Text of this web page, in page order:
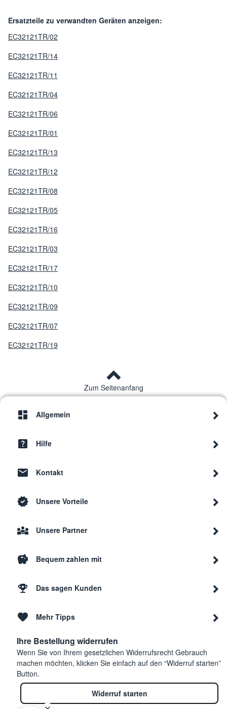
Ersatzteile zu verwandten Geräten anzeigen:
EC32121TR/02
EC32121TR/14
EC32121TR/11
EC32121TR/04
EC32121TR/06
EC32121TR/01
EC32121TR/13
EC32121TR/12
EC32121TR/08
EC32121TR/05
EC32121TR/16
EC32121TR/03
EC32121TR/17
EC32121TR/10
EC32121TR/09
EC32121TR/07
EC32121TR/19
Zum Seitenanfang
Allgemein
Hilfe
Kontakt
Unsere Vorteile
Unsere Partner
Bequem zahlen mit
Das sagen Kunden
Mehr Tipps
Ihre Bestellung widerrufen
Wenn Sie von Ihrem gesetzlichen Widerrufsrecht Gebrauch
machen möchten, klicken Sie einfach auf den “Widerruf starten”
Button.
Widerruf starten